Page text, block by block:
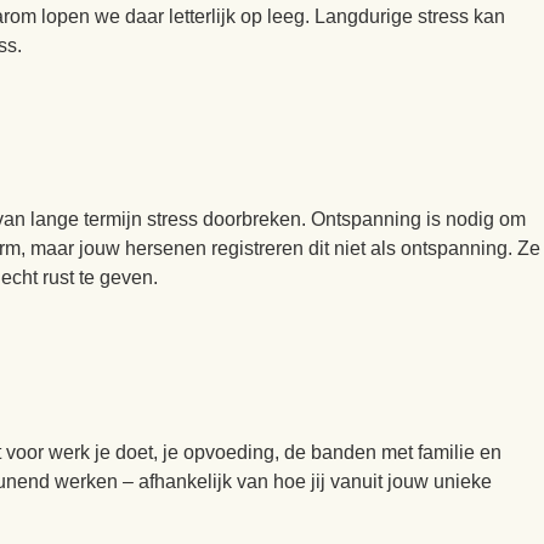
lopen we daar letterlijk op leeg. Langdurige stress kan
lange termijn stress doorbreken. Ontspanning is nodig om
maar jouw hersenen registreren dit niet als ontspanning. Ze
rust te geven.
werk je doet, je opvoeding, de banden met familie en
werken – afhankelijk van hoe jij vanuit jouw unieke